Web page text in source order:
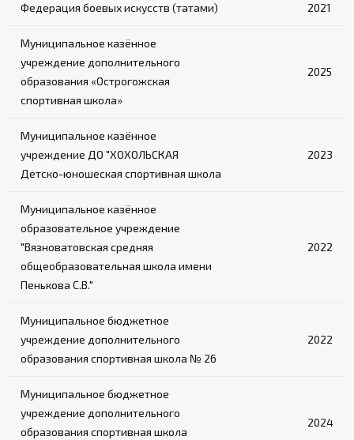
Федерация боевых искусств (татами) 2021
Муниципальное казённое
учреждение дополнительного
образования «Острогожская
спортивная школа»
2025
Муниципальное казённое
учреждение ДО "ХОХОЛЬСКАЯ
Детско-юношеская спортивная школа
2023
Муниципальное казённое
образовательное учреждение
"Вязноватовская средняя
общеобразовательная школа имени
Пенькова С.В."
2022
Муниципальное бюджетное
учреждение дополнительного
образования спортивная школа № 26
2022
Муниципальное бюджетное
учреждение дополнительного
образования спортивная школа
2024